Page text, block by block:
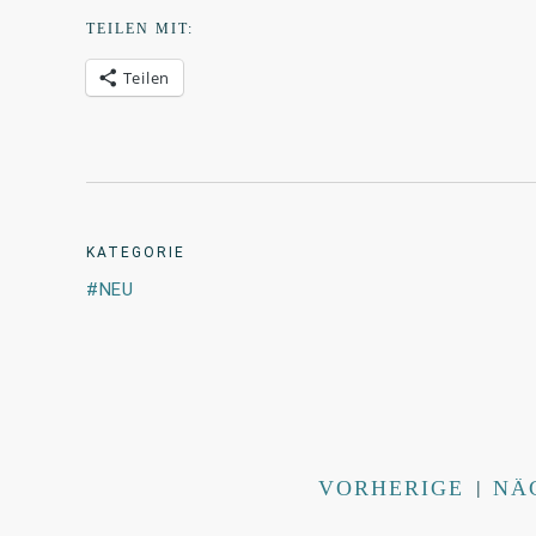
TEILEN MIT:
Teilen
KATEGORIE
NEU
VORHERIGE |